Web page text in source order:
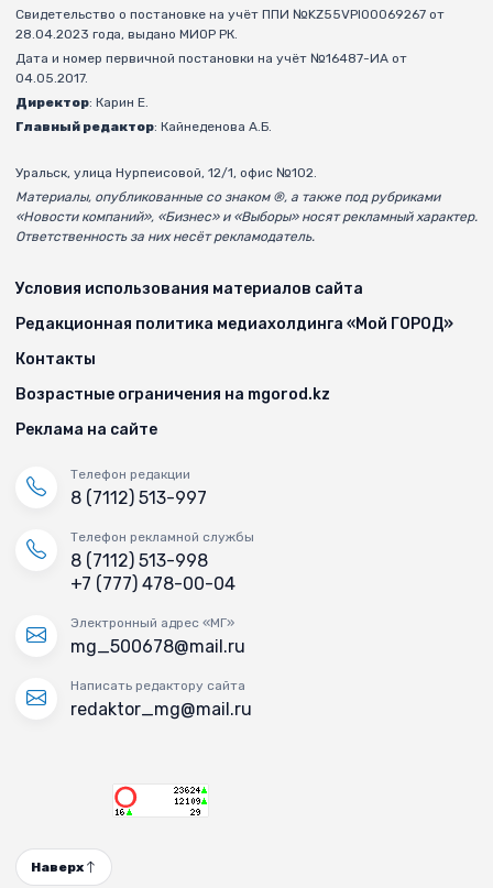
Свидетельство о постановке на учёт ППИ №KZ55VPI00069267 от
28.04.2023 года, выдано МИОР РК.
Дата и номер первичной постановки на учёт №16487-ИА от
04.05.2017.
Директор: Карин Е.
Главный редактор: Кайнеденова А.Б.
Уральск, улица Нурпеисовой, 12/1, офис №102.
Материалы, опубликованные со знаком ®, а также под рубриками
«Новости компаний», «Бизнес» и «Выборы» носят рекламный характер.
Ответственность за них несёт рекламодатель.
Условия использования материалов сайта
Редакционная политика медиахолдинга «Мой ГОРОД»
Контакты
Возрастные ограничения на mgorod.kz
Реклама на сайте
Телефон редакции
8 (7112) 513-997
Телефон рекламной службы
8 (7112) 513-998
+7 (777) 478-00-04
Электронный адрес «МГ»
mg_500678@mail.ru
Написать редактору сайта
redaktor_mg@mail.ru
Наверх